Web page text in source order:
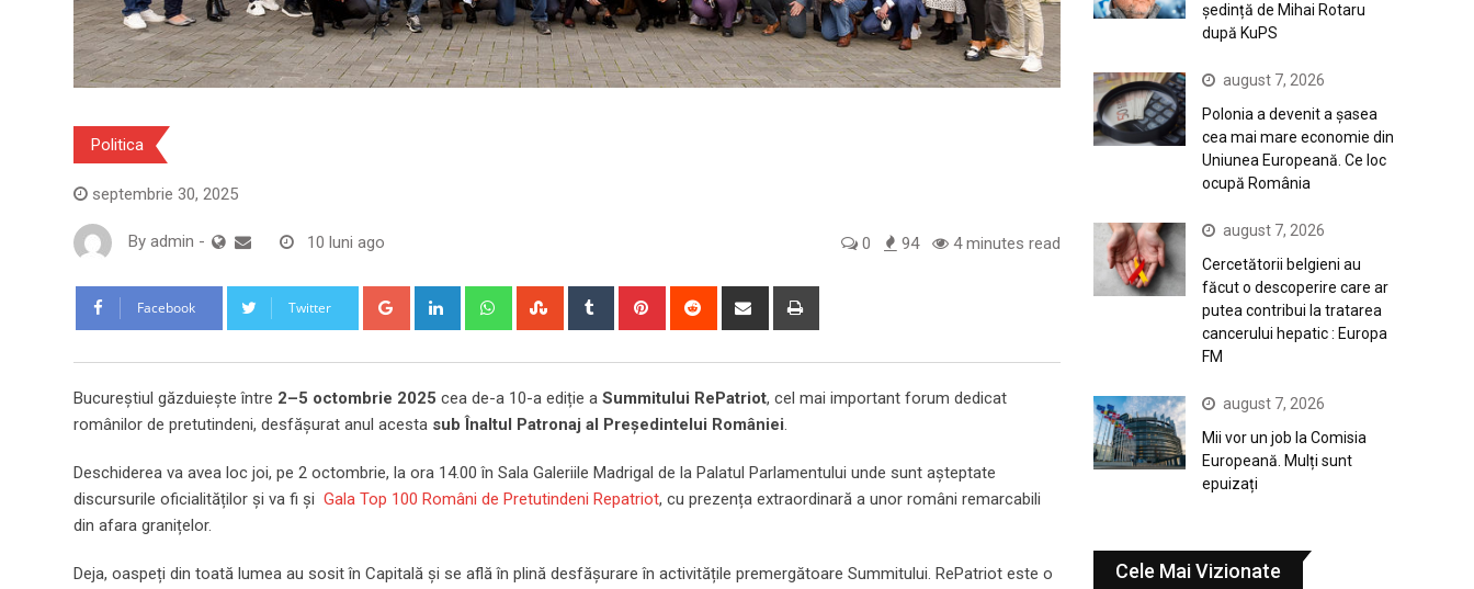
Politica
septembrie 30, 2025
By admin - 10 luni ago 0 94 4 minutes read
Facebook Twitter Google+ LinkedIn WhatsappStumbleUpon
Tumblr Pinterest Reddit
Share
Bucureștiul găzduiește între 2–5 octombrie 2025 cea de-a 10-a ediție a Summitului RePatriot, cel mai important forum dedicat
românilor de pretutindeni, desfășurat anul acesta sub Înaltul Patronaj al Președintelui României.
Deschiderea va avea loc joi, pe 2 octombrie, la ora 14.00 în Sala Galeriile Madrigal de la Palatul Parlamentului unde sunt așteptate
discursurile oficialităților și va fi și Gala Top 100 Români de Pretutindeni Repatriot, cu prezența extraordinară a unor români remarcabili
din afara granițelor.
Deja, oaspeți din toată lumea au sosit în Capitală și se află în plină desfășurare în activitățile premergătoare Summitului. RePatriot este o
ședință de Mihai Rotaru
după KuPS
august 7, 2026
Polonia a devenit a șasea
cea mai mare economie din
Uniunea Europeană. Ce loc
ocupă România
august 7, 2026
Cercetătorii belgieni au
făcut o descoperire care ar
putea contribui la tratarea
cancerului hepatic : Europa
FM
august 7, 2026
Mii vor un job la Comisia
Europeană. Mulți sunt
epuizați
Cele Mai Vizionate